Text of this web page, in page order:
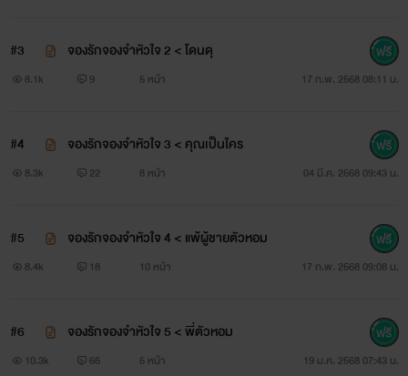
#3 จองรักจองจำหัวใจ 2 < โดนดุ
8.1k 9 5 หน้า 17 ก.พ. 2568 08:11 น.
#4 จองรักจองจำหัวใจ 3 < คุณเป็นใคร
8.3k 22 8 หน้า 04 มี.ค. 2568 09:43 น.
#5 จองรักจองจำหัวใจ 4 < แพ้ผู้ชายตัวหอม
8.4k 18 10 หน้า 17 ก.พ. 2568 09:08 น.
#6 จองรักจองจำหัวใจ 5 < พี่ตัวหอม
10.3k 66 5 หน้า 19 ม.ค. 2568 07:43 น.